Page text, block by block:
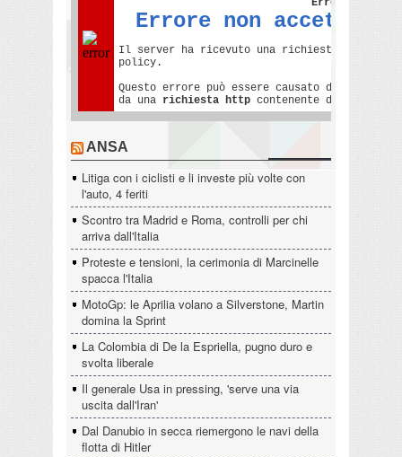
ANSA
Litiga con i ciclisti e li investe più volte con
l'auto, 4 feriti
Scontro tra Madrid e Roma, controlli per chi
arriva dall'Italia
Proteste e tensioni, la cerimonia di Marcinelle
spacca l'Italia
MotoGp: le Aprilia volano a Silverstone, Martin
domina la Sprint
La Colombia di De la Espriella, pugno duro e
svolta liberale
Il generale Usa in pressing, 'serve una via
uscita dall'Iran'
Dal Danubio in secca riemergono le navi della
flotta di Hitler